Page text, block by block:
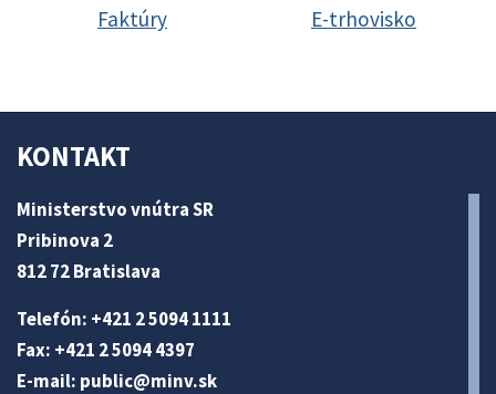
Faktúry E-trhovisko
KONTAKT
Ministerstvo vnútra SR
Pribinova 2
812 72 Bratislava
Telefón: +421 2 5094 1111
Fax: +421 2 5094 4397
E-mail: public@minv.sk